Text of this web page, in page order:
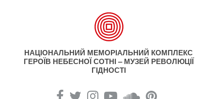
НАЦІОНАЛЬНИЙ МЕМОРІАЛЬНИЙ КОМПЛЕКС
ГЕРОЇВ НЕБЕСНОЇ СОТНІ – МУЗЕЙ РЕВОЛЮЦІЇ
ГІДНОСТІ